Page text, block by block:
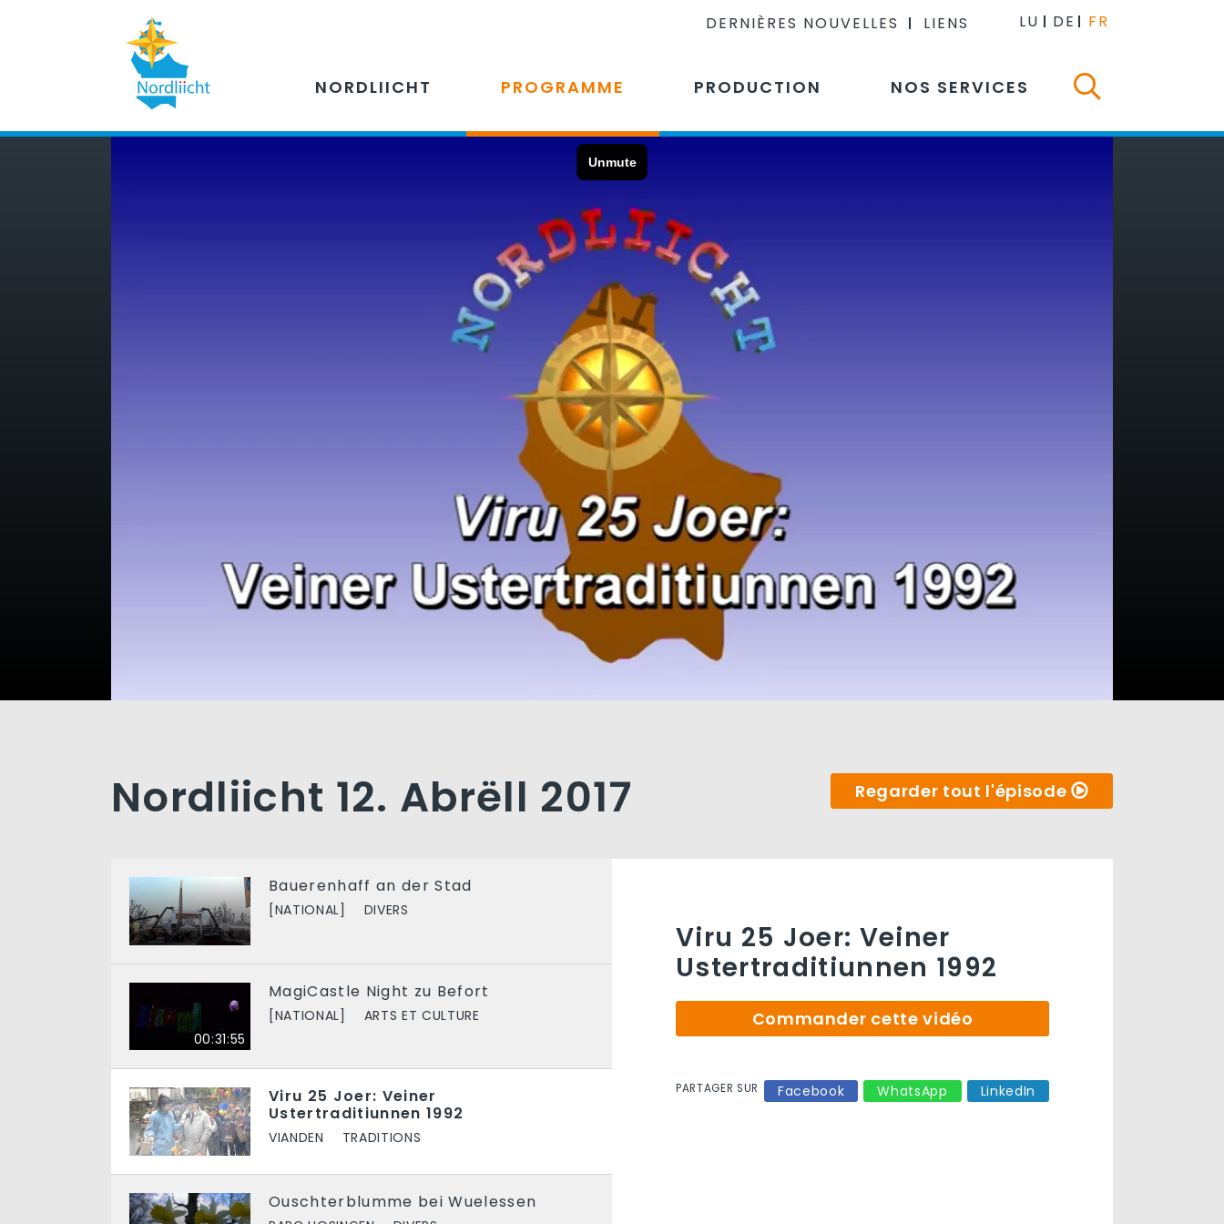
DERNIÈRES NOUVELLES LIENS LU DE FR
NORDLIICHT PROGRAMME PRODUCTION NOS SERVICES
Nordliicht 12. Abrëll 2017 Regarder tout l'épisode
Bauerenhaff an der Stad
[NATIONAL] DIVERS
00:31:55
MagiCastle Night zu Befort
[NATIONAL] ARTS ET CULTURE
Viru 25 Joer: Veiner
Ustertraditiunnen 1992
VIANDEN TRADITIONS
Ouschterblumme bei Wuelessen
Viru 25 Joer: Veiner
Ustertraditiunnen 1992
Commander cette vidéo
PARTAGER SUR Facebook WhatsApp LinkedIn